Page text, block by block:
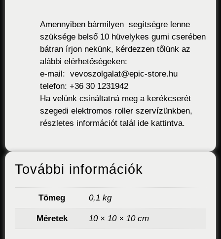
Amennyiben bármilyen segítségre lenne
szüksége belső 10 hüvelykes gumi cserében
bátran írjon nekünk, kérdezzen tőlünk az
alábbi elérhetőségeken:
e-mail: vevoszolgalat@epic-store.hu
telefon: +36 30 1231942
Ha velünk csináltatná meg a kerékcserét
szegedi elektromos roller szervízünkben,
részletes információt talál ide kattintva.
További információk
Tömeg 0,1 kg
Méretek 10 × 10 × 10 cm